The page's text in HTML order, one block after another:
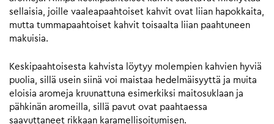
sellaisia, joille vaaleapaahtoiset kahvit ovat liian hapokkaita,
mutta tummapaahtoiset kahvit toisaalta liian paahtuneen
makuisia.
Keskipaahtoisesta kahvista löytyy molempien kahvien hyviä
puolia, sillä usein siinä voi maistaa hedelmäisyyttä ja muita
eloisia aromeja kruunattuna esimerkiksi maitosuklaan ja
pähkinän aromeilla, sillä pavut ovat paahtaessa
saavuttaneet rikkaan karamellisoitumisen.